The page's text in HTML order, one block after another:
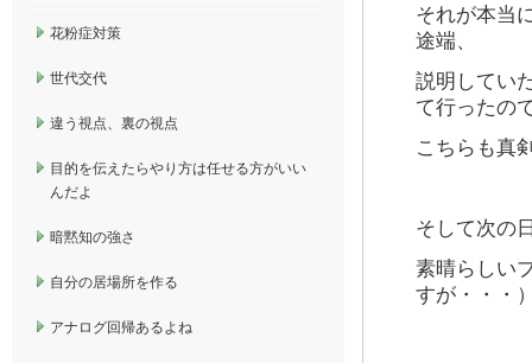
それが本当
途端、
説明してい
て行ったの
こちらも真
そして次の
素晴らしい
すが・・・
花粉症対策
世代交代
違う視点、裏の視点
目的を伝えたらやり方は任せる方がいい
んだよ
暗黙知の強さ
自分の居場所を作る
アナログ回帰あるよね